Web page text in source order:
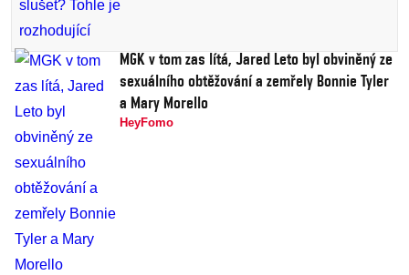
MGK v tom zas lítá, Jared Leto byl obviněný ze
sexuálního obtěžování a zemřely Bonnie Tyler
a Mary Morello
HeyFomo